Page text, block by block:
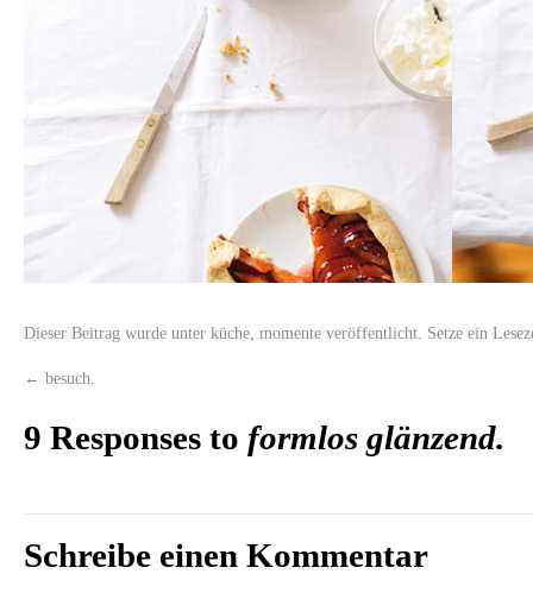
Dieser Beitrag wurde unter küche momente veröffentlicht. Setze ein
← besuch.
9 Responses to formlos glänzend.
Schreibe einen Kommentar